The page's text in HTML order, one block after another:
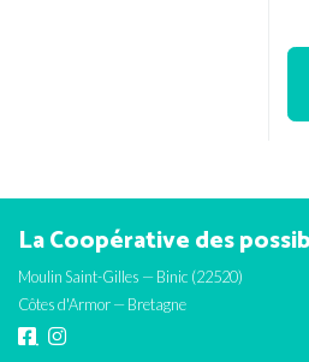
La Coopérative des
Moulin Saint-Gilles — Binic (22520)
Côtes d'Armor — Bretagne